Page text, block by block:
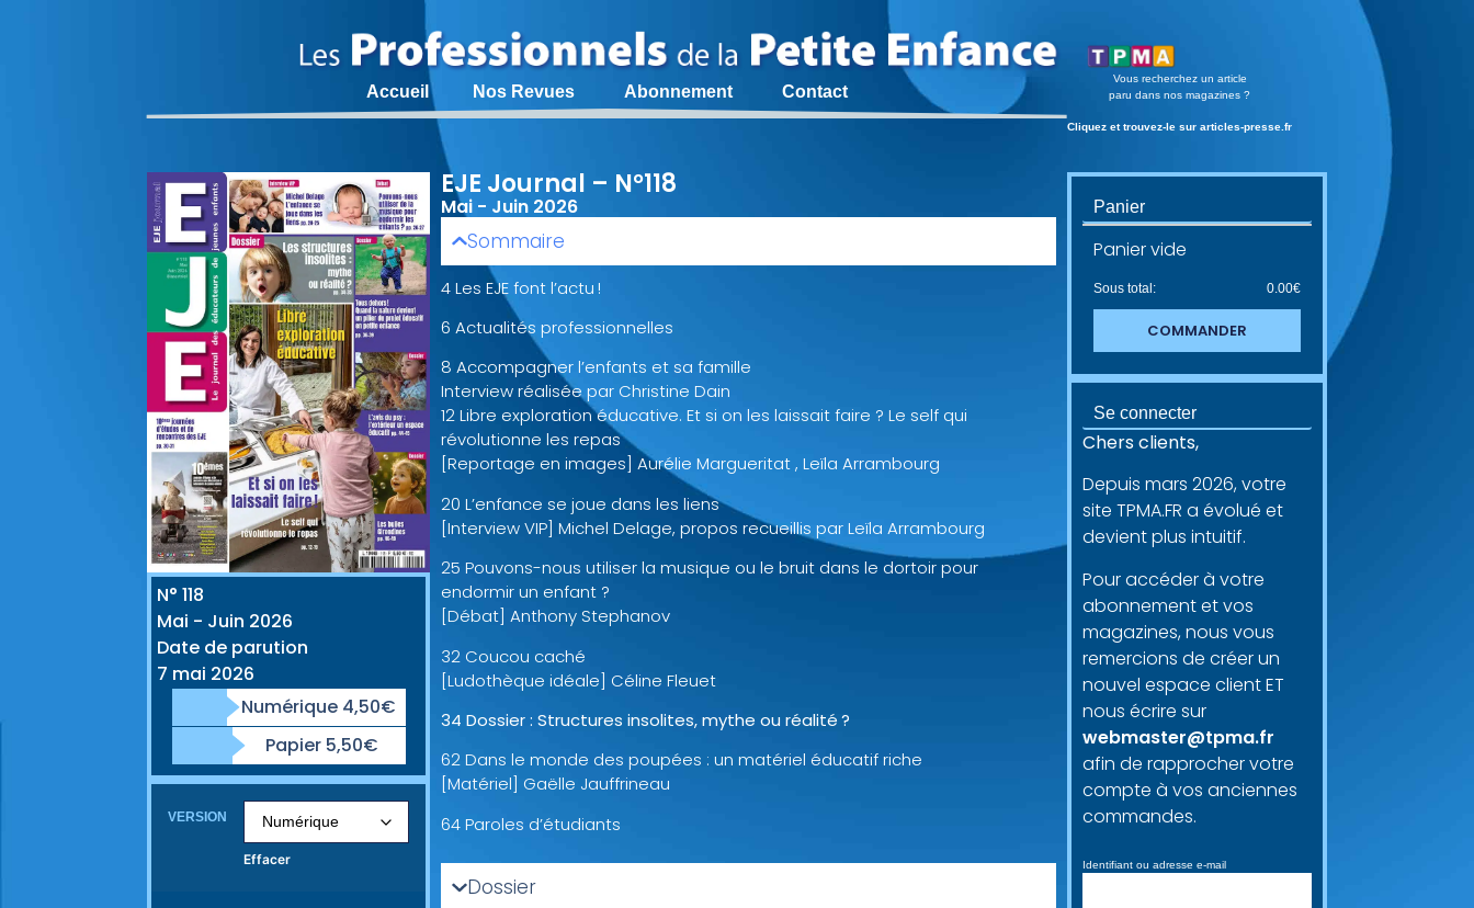
Accueil Nos Revues Abonnement Contact
N° 118
Mai - Juin 2026
Date de parution
7 mai 2026
Numérique 4,50€
Papier 5,50€
VERSION
Effacer
EJE Journal – N°118
Mai - Juin 2026
Sommaire
4 Les EJE font l’actu !
6 Actualités professionnelles
8 Accompagner l’enfants et sa famille
Interview réalisée par Christine Dain
12 Libre exploration éducative. Et si on les laissait faire ? Le self qui
révolutionne les repas
[Reportage en images] Aurélie Margueritat , Leïla Arrambourg
20 L’enfance se joue dans les liens
[Interview VIP] Michel Delage, propos recueillis par Leïla Arrambourg
25 Pouvons-nous utiliser la musique ou le bruit dans le dortoir pour
endormir un enfant ?
[Débat] Anthony Stephanov
32 Coucou caché
[Ludothèque idéale] Céline Fleuet
34 Dossier : Structures insolites, mythe ou réalité ?
62 Dans le monde des poupées : un matériel éducatif riche
[Matériel] Gaëlle Jauffrineau
64 Paroles d’étudiants
Dossier
Vous recherchez un article
paru dans nos magazines ?
Cliquez et trouvez-le sur articles-presse.fr
Panier
Panier vide
Sous total: 0.00€
COMMANDER
Se connecter
Chers clients,
Depuis mars 2026, votre
site TPMA.FR a évolué et
devient plus intuitif.
Pour accéder à votre
abonnement et vos
magazines, nous vous
remercions de créer un
nouvel espace client ET
nous écrire sur
webmaster@tpma.fr
afin de rapprocher votre
compte à vos anciennes
commandes.
Identifiant ou adresse e-mail